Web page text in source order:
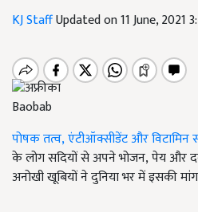
KJ StaffUpdated on 11 June, 2021
Baobab
पोषक तत्व,एंटीऑक्सीडेंट और विटामिन
के लोग सदियों से अपने भोजन,पेय और
अनोखी खूबियों ने दुनिया भर में इसकी